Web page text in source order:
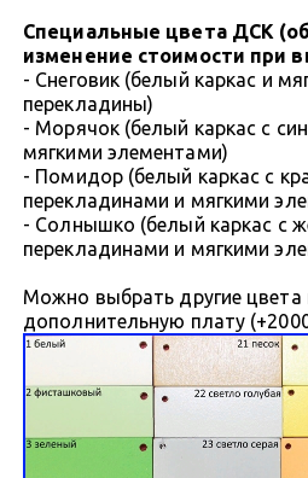
Специальные цвета ДСК
изменение стоимости при
- Снеговик (белый каркас и
перекладины)
- Морячок (белый каркас с
мягкими элементами)
- Помидор (белый каркас с
перекладинами и мягкими
- Солнышко (белый каркас с
перекладинами и мягкими
Можно выбрать другие цвета
дополнительную плату